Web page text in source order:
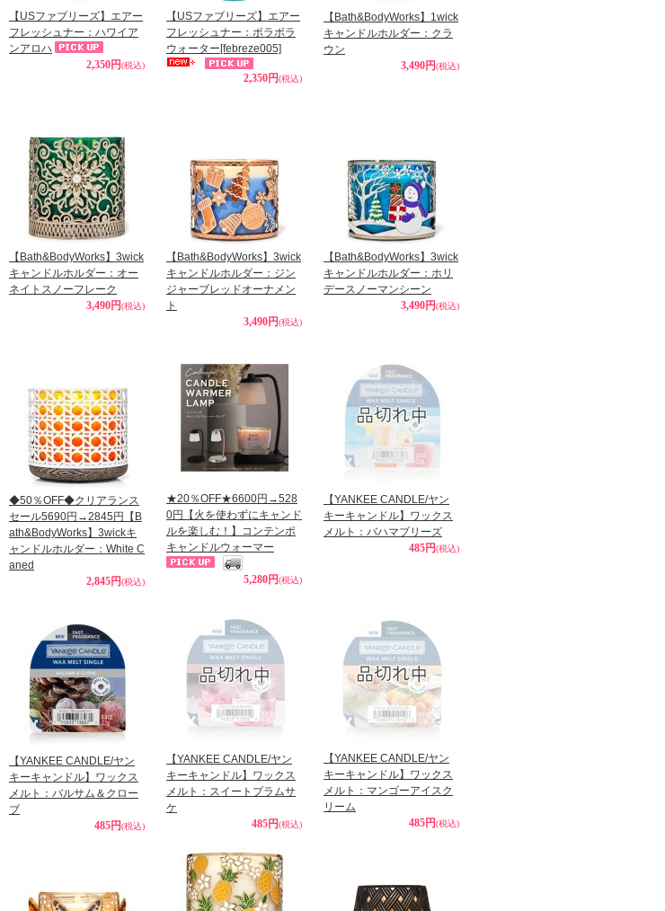
【USファブリーズ】エアー
フレッシュナー：ハワイア
ンアロハ
2,350円(税込)
【USファブリーズ】エアー
フレッシュナー：ボラボラ
ウォーター [febreze005]
2,350円(税込)
【Bath&BodyWorks】1wick
キャンドルホルダー：クラ
ウン
3,490円(税込)
【Bath&BodyWorks】3wick
キャンドルホルダー：オー
ネイトスノーフレーク
3,490円(税込)
【Bath&BodyWorks】3wick
キャンドルホルダー：ジン
ジャーブレッドオーナメン
ト
3,490円(税込)
【Bath&BodyWorks】3wick
キャンドルホルダー：ホリ
デースノーマンシーン
3,490円(税込)
◆50％OFF◆クリアランス
セール5690円→2845円【B
ath&BodyWorks】3wickキ
ャンドルホルダー：White C
aned
2,845円(税込)
★20％OFF★6600円→528
0円【火を使わずにキャンド
ルを楽しむ！】コンテンポ
キャンドルウォーマー
5,280円(税込)
【YANKEE CANDLE/ヤン
キーキャンドル】ワックス
メルト：バハマブリーズ
485円(税込)
【YANKEE CANDLE/ヤン
キーキャンドル】ワックス
メルト：バルサム＆クロー
ブ
485円(税込)
【YANKEE CANDLE/ヤン
キーキャンドル】ワックス
メルト：スイートプラムサ
ケ
485円(税込)
【YANKEE CANDLE/ヤン
キーキャンドル】ワックス
メルト：マンゴーアイスク
リーム
485円(税込)